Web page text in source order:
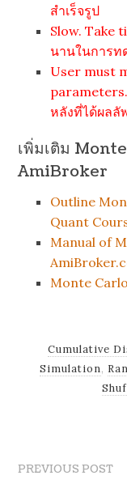
สำเร็จรูป
Slow. Take
นานในการท
User must
หลังที่ได้ผลลั
เพิ่มเติม
AmiBroker
Outline
Quant
Manual of
Monte
Cumulative
Simulation,
PREVIOUS POST